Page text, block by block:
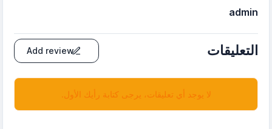
admin
التعليقات Add review
لا يوجد أي تعليقات، يرجى كتابة رأيك الأول.